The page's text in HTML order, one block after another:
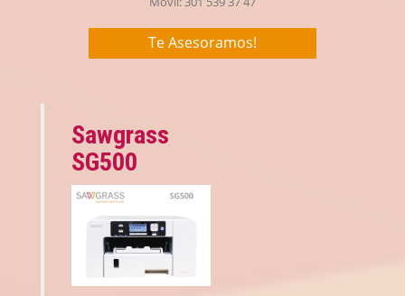
Te Asesoramos!
Sawgrass
SG500